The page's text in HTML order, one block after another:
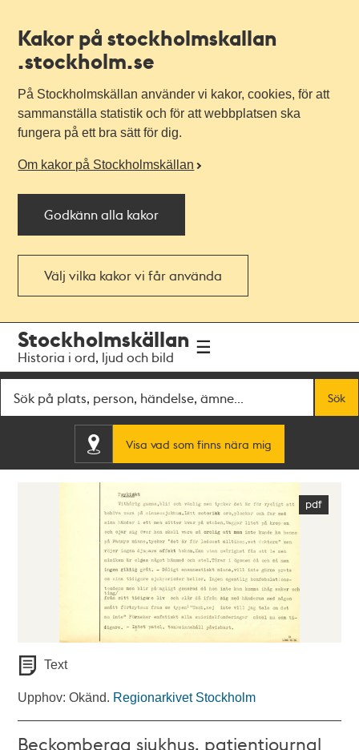
Kakor på stockholmskallan
.stockholm.se
På Stockholmskällan använder vi kakor, cookies, för att
sammanställa statistik och för att webbplatsen ska
fungera på ett bra sätt för dig.
Om kakor på Stockholmskällan
Godkänn alla kakor
Välj vilka kakor vi får använda
navigationen
huvudinnehållet
Stockholmskällan
Historia i ord, ljud och bild
Sök
Visa vad som finns nära mig
Text
Upphov: Okänd. Regionarkivet Stockholm
Beckomberga sjukhus, patientjournal